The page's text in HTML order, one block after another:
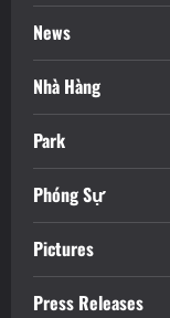
News
Nhà Hàng
Park
Phóng Sự
Pictures
Press Releases